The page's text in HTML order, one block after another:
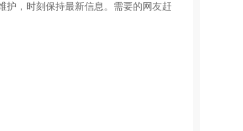
护，时刻保持最新信息。需要的网友赶